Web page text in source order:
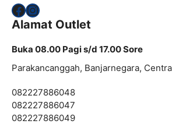
Facebook
Instagram
Alamat Outlet
Buka 08.00 Pagi s/d 17.00 Sore
Parakancanggah, Banjarnegara,
082227886048
082227886047
082227886049